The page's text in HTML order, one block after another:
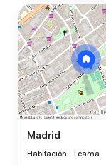
Madrid
Habitación 1 cama